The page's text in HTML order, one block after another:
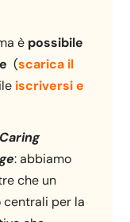
è possibile
(scarica il
iscriversi e
Caring
: abbiamo
che un
centrali per la